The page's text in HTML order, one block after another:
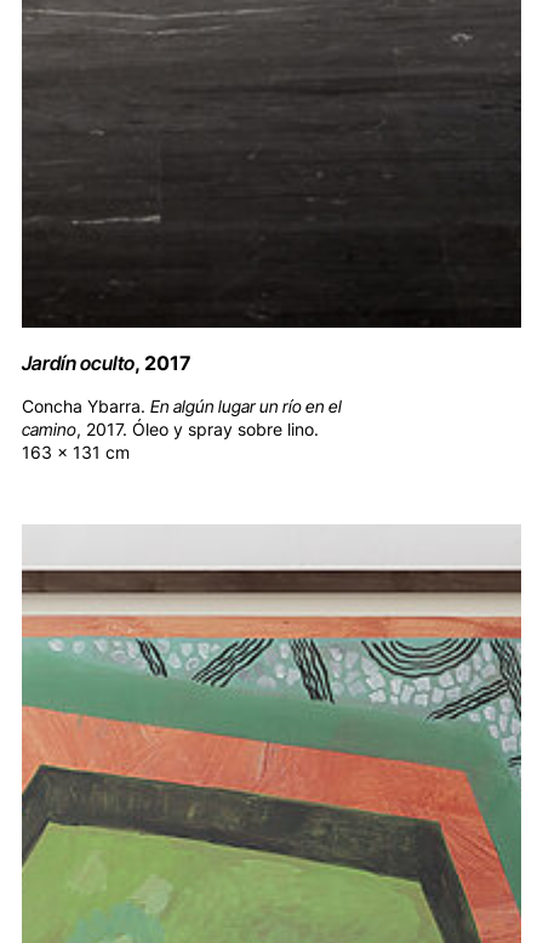
Jardín oculto, 2017
Concha Ybarra. En algún lugar un río en el
camino, 2017. Óleo y spray sobre lino.
163 x 131 cm